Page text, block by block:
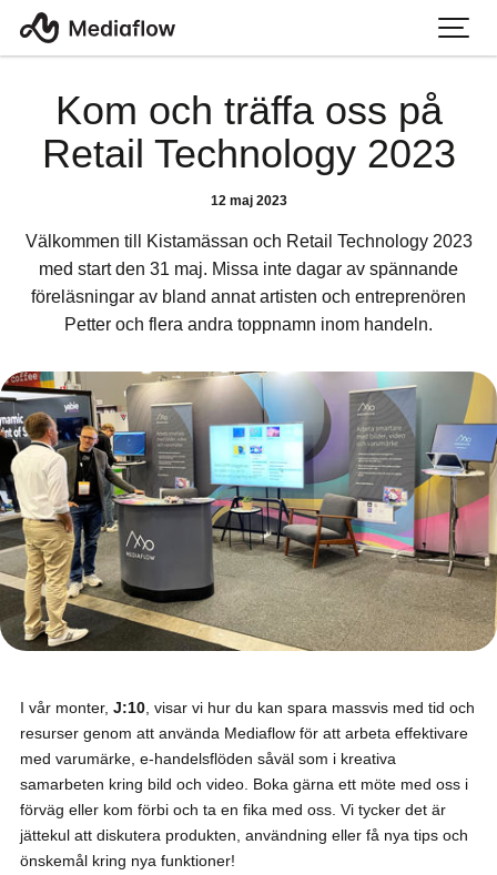
Kom och träffa oss på
Retail Technology 2023
12 maj 2023
Välkommen till Kistamässan och Retail Technology 2023
med start den 31 maj. Missa inte dagar av spännande
föreläsningar av bland annat artisten och entreprenören
Petter och flera andra toppnamn inom handeln.
I vår monter, J:10 , visar vi hur du kan spara massvis med tid och
resurser genom att använda Mediaflow för att arbeta effektivare
med varumärke, e-handelsflöden såväl som i kreativa
samarbeten kring bild och video. Boka gärna ett möte med oss i
förväg eller kom förbi och ta en fika med oss. Vi tycker det är
jättekul att diskutera produkten, användning eller få nya tips och
önskemål kring nya funktioner!